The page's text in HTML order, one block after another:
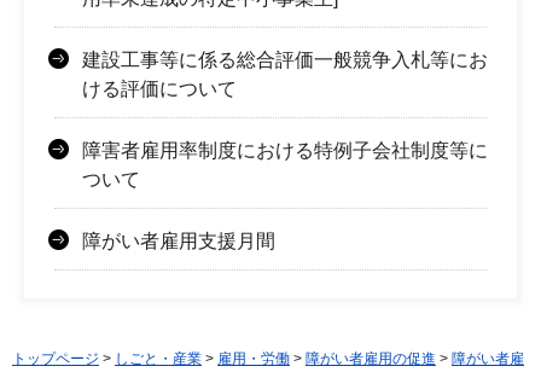
建設工事等に係る総合評価一般競争入札等にお
ける評価について
障害者雇用率制度における特例子会社制度等に
ついて
障がい者雇用支援月間
トップページ > しごと・産業 > 雇用・労働 > 障がい者雇用の促進 > 障がい者雇